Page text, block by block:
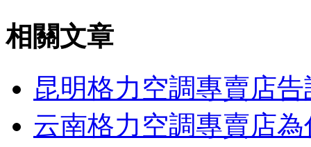
相關文章
昆明格力空調專賣店
云南格力空調專賣店